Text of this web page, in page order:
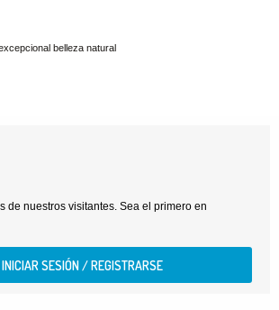
belleza natural
de nuestros visitantes. Sea el primero en